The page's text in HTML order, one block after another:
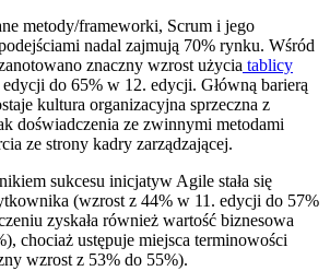
metody/frameworki, Scrum i jego
nadal zajmują 70% rynku. Wśród
znaczny wzrost użycia tablicy
do 65% w 12. edycji. Główną barierą
kultura organizacyjna sprzeczna z
doświadczenia ze zwinnymi metodami
ze strony kadry zarządzającej.
sukcesu inicjatyw Agile stała się
(wzrost z 44% w 11. edycji do 57%
zyskała również wartość biznesowa
chociaż ustępuje miejsca terminowości
wzrost z 53% do 55%).